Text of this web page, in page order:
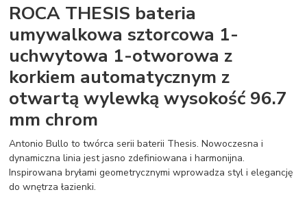
ROCA THESIS bateria
umywalkowa sztorcowa 1-
uchwytowa 1-otworowa z
korkiem automatycznym z
otwartą wylewką wysokość 96.7
mm chrom
Antonio Bullo to twórca serii baterii Thesis. Nowoczesna i
dynamiczna linia jest jasno zdefiniowana i harmonijna.
Inspirowana bryłami geometrycznymi wprowadza styl i elegancję
do wnętrza łazienki.